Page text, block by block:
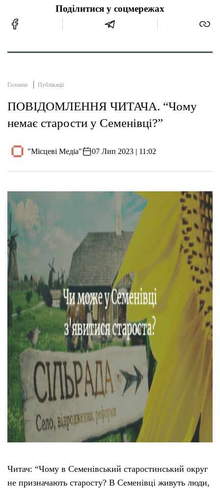
Поділитися у соцмережах
Головна Публікації
ПОВІДОМЛЕННЯ ЧИТАЧА. “Чому
немає старости у Семенівці?”
"Місцеві Медіа" 07 Лип 2023 | 11:02
Читач: “Чому в Семенівський старостинський округ
не призначають старосту? В Семенівці живуть люди,